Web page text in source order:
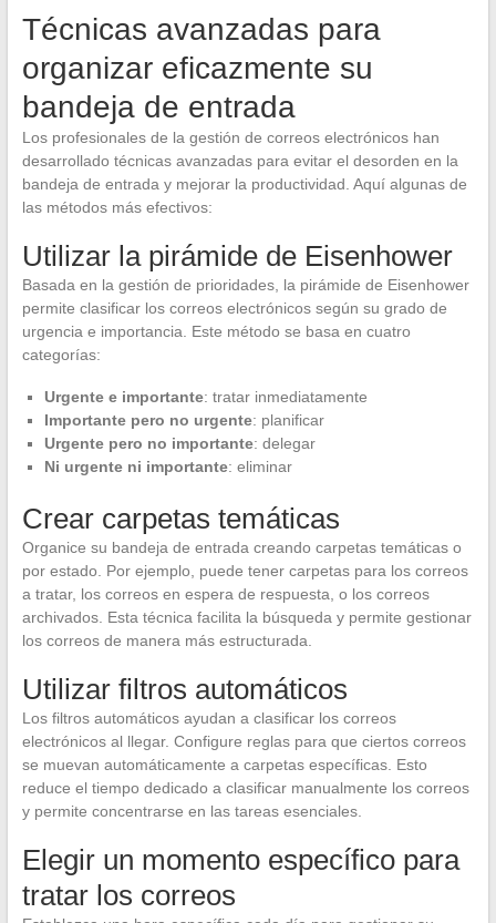
Técnicas avanzadas para
organizar eficazmente su
bandeja de entrada
Los profesionales de la gestión de correos electrónicos han
desarrollado técnicas avanzadas para evitar el desorden en la
bandeja de entrada y mejorar la productividad. Aquí algunas de
las métodos más efectivos:
Utilizar la pirámide de Eisenhower
Basada en la gestión de prioridades, la pirámide de Eisenhower
permite clasificar los correos electrónicos según su grado de
urgencia e importancia. Este método se basa en cuatro
categorías:
Urgente e importante: tratar inmediatamente
Importante pero no urgente: planificar
Urgente pero no importante: delegar
Ni urgente ni importante: eliminar
Crear carpetas temáticas
Organice su bandeja de entrada creando carpetas temáticas o
por estado. Por ejemplo, puede tener carpetas para los correos
a tratar, los correos en espera de respuesta, o los correos
archivados. Esta técnica facilita la búsqueda y permite gestionar
los correos de manera más estructurada.
Utilizar filtros automáticos
Los filtros automáticos ayudan a clasificar los correos
electrónicos al llegar. Configure reglas para que ciertos correos
se muevan automáticamente a carpetas específicas. Esto
reduce el tiempo dedicado a clasificar manualmente los correos
y permite concentrarse en las tareas esenciales.
Elegir un momento específico para
tratar los correos